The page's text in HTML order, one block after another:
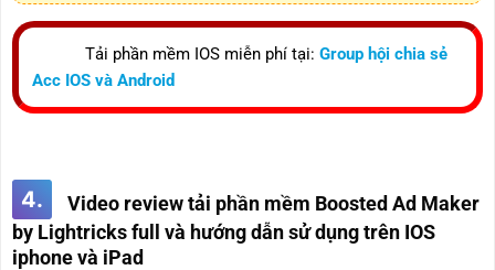
Tải phần mềm IOS miễn phí tại: Group hội chia sẻ
Acc IOS và Android
4.
Video review tải phần mềm Boosted Ad Maker
by Lightricks full và hướng dẫn sử dụng trên IOS
iphone và iPad